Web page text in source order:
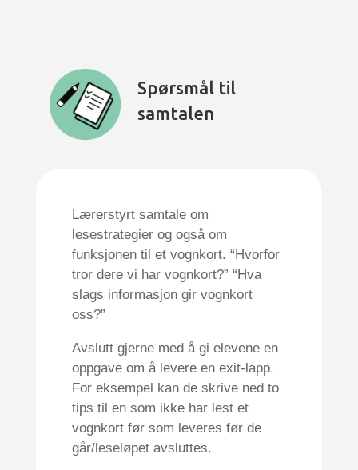
Spørsmål til
samtalen
Lærerstyrt samtale om
lesestrategier og også om
funksjonen til et vognkort. “Hvorfor
tror dere vi har vognkort?” “Hva
slags informasjon gir vognkort
oss?”
Avslutt gjerne med å gi elevene en
oppgave om å levere en exit-lapp.
For eksempel kan de skrive ned to
tips til en som ikke har lest et
vognkort før som leveres før de
går/leseløpet avsluttes.